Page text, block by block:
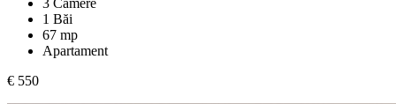
1 Băi
67 mp
Apartament
€ 550